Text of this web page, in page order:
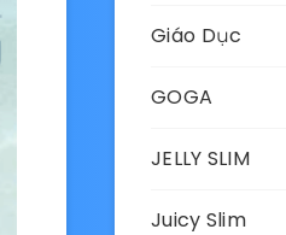
Giáo Dục
GOGA
JELLY SLIM
Juicy Slim